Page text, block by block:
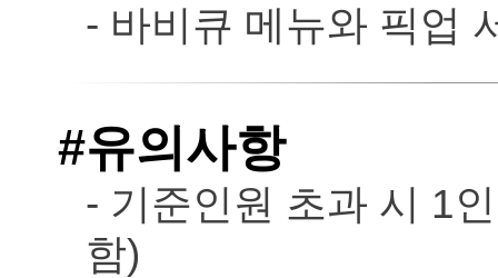
- 바비큐 메뉴와 픽업
#유의사항
- 기준인원 초과 시 1
함)